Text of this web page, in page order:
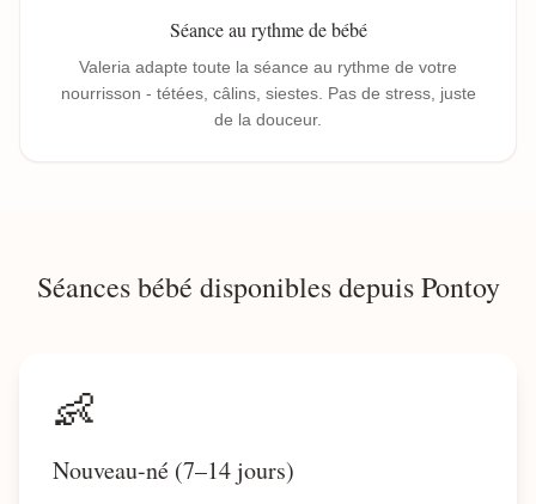
Séance au rythme de bébé
Valeria adapte toute la séance au rythme de votre
nourrisson - tétées, câlins, siestes. Pas de stress, juste
de la douceur.
Séances bébé disponibles depuis Pontoy
👶
Nouveau-né (7–14 jours)